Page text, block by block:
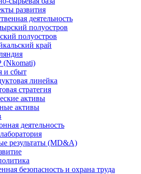
развития
деятельность
полуостров
полуостров
край
и сбыт
линейка
стратегия
активы
активы
деятельность
результаты (MD&A)
безопасность и охрана труда